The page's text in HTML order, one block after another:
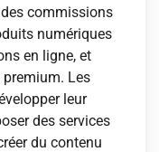
commissions
numériques
en ligne, et
premium. Les
leur
des services
du contenu